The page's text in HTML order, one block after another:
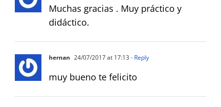
Muchas gracias . Muy práctico y
didáctico.
hernan 24/07/2017 at 17:13- Reply
muy bueno te felicito